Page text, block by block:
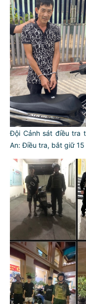
Đội Cảnh sát điều tra
An: Điều tra, bắt giữ